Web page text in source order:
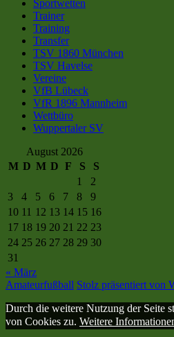
Sportwetten
Trainer
Training
Transfer
TSV 1860 München
TSV Havelse
Vereine
VfB Lübeck
VfR 1896 Mannheim
Wettbüro
Wuppertaler SV
August 2026
M D M D F S
S
1
2
3
4 5 6 7 8
9
10 11 12 13 14 15 16
17 18 19 20 21 22 23
24 25 26 27 28 29 30
31
« März
Amateurfußball Stolz präsentiert von
Durch die weitere Nutzung der Seite
von Cookies zu. Weitere